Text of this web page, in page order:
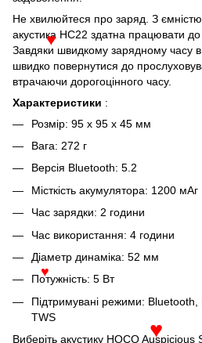
Не хвилюйтеся про заряд. З
акустика HC22 здатна працювати до
Завдяки швидкому зарядному часу
швидко повернутися до
втрачаючи дорогоцінного часу.
Характеристики :
Розмір: 95 x 95 x 45 мм
Вага: 272 г
Версія Bluetooth: 5.2
Місткість акумулятора: 1200 мАг
Час зарядки: 2 години
Час використання: 4 години
Діаметр динаміка: 52 мм
Потужність: 5 Вт
Підтримувані режими: Bluetooth,
TWS
Виберіть акустику HOCO
♥
♥